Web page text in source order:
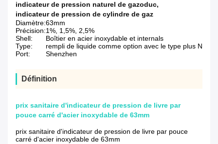
indicateur de pression naturel de gazoduc,
indicateur de pression de cylindre de gaz
Diamètre:63mm
Précision:1%, 1,5%, 2,5%
Shell:
Boîtier en acier inoxydable et internals
Type:
rempli de liquide comme option avec le type plus N
Port:
Shenzhen
Définition
prix sanitaire d'indicateur de pression de livre par
pouce carré d'acier inoxydable de 63mm
prix sanitaire d'indicateur de pression de livre par pouce
carré d'acier inoxydable de 63mm